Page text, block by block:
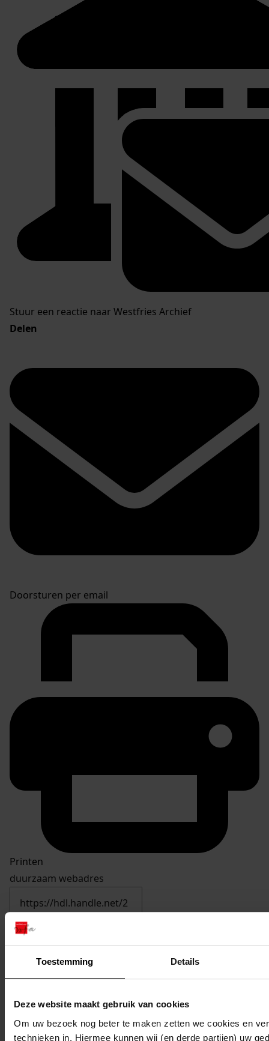
Toestemming Details
Deze website maakt gebruik van cookies
Om uw bezoek nog beter te maken zetten we cookies en
technieken in. Hiermee kunnen wij (en derde partijen) uw
Stuur een reactie naar Westfries Archief
Delen
Doorsturen per email
Printen
duurzaam webadres
Inventaris bouwvergunningen Blokker 1935-1978
2146Bouw van een dakkapel, 07-12-1978
Datering:
Beschrijving: